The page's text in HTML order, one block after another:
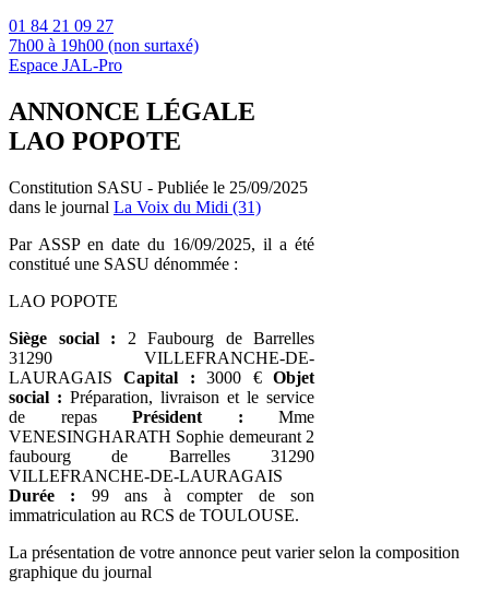
01 84 21 09 27
7h00 à 19h00 (non surtaxé)
Espace JAL-Pro
ANNONCE LÉGALE
LAO POPOTE
Constitution SASU - Publiée le 25/09/2025
dans le journal La Voix du Midi (31)
Par ASSP en date du 16/09/2025, il a été
constitué une SASU dénommée :
LAO POPOTE
Siège social : 2 Faubourg de Barrelles
31290 VILLEFRANCHE-DE-
LAURAGAISCapital : 3000 €Objet
social : Préparation, livraison et le service
de repas Président : Mme
VENESINGHARATH Sophie demeurant 2
faubourg de Barrelles 31290
VILLEFRANCHE-DE-LAURAGAIS
Durée : 99 ans à compter de son
immatriculation au RCS de TOULOUSE.
La présentation de votre annonce peut varier selon la composition
graphique du journal